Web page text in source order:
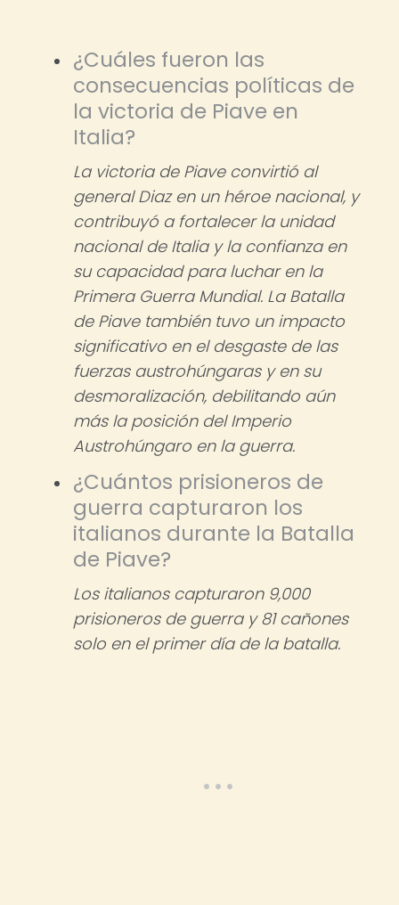
¿Cuáles fueron las
consecuencias políticas de
la victoria de Piave en
Italia?
La victoria de Piave convirtió al
general Diaz en un héroe nacional, y
contribuyó a fortalecer la unidad
nacional de Italia y la confianza en
su capacidad para luchar en la
Primera Guerra Mundial. La Batalla
de Piave también tuvo un impacto
significativo en el desgaste de las
fuerzas austrohúngaras y en su
desmoralización, debilitando aún
más la posición del Imperio
Austrohúngaro en la guerra.
¿Cuántos prisioneros de
guerra capturaron los
italianos durante la Batalla
de Piave?
Los italianos capturaron 9,000
prisioneros de guerra y 81 cañones
solo en el primer día de la batalla.